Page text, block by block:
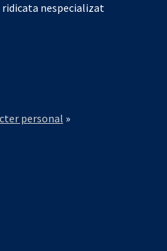
ridicata nespecializat
personal »